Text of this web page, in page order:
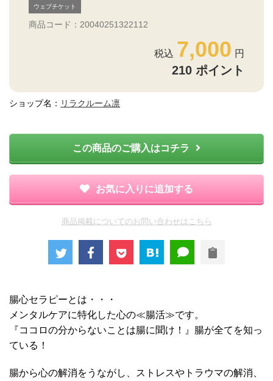
ウェブチケット
商品コード：20040251322112
7,000
210 ポイント
ショップ名： リラクルーム凛
この商品のご購入はコチラ
お気に入りに追加する
商品掲載についてのお問い合わせはこちら
腸心セラピーとは・・・
メンタルケアに特化した心の≪腸活≫です。
『ココロの分からないことは腸に聞け！』腸が全てを知っ
ている！
腸から心の解消をうながし、ストレスやトラウマの解消、